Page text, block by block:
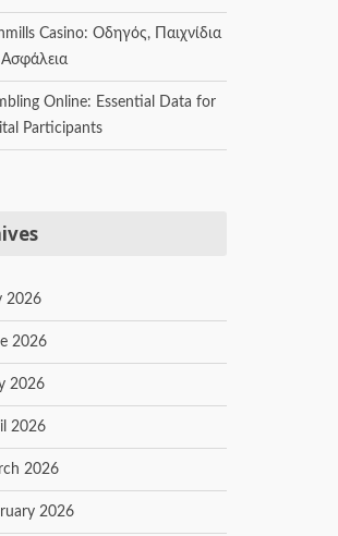
Casino: Οδηγός, Παιχνίδια
Ασφάλεια
Online: Essential Data for
Participants
2026
2026
2026
2026
2026
2026